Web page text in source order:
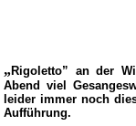
„Rigoletto” an der
Abend viel
leider immer noch
Aufführung.